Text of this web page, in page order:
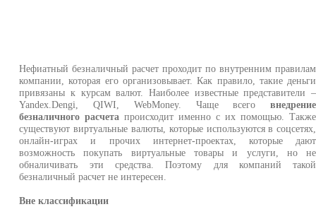
Нефиатный безналичный расчет проходит по внутренним правилам
компании, которая его организовывает. Как правило, такие деньги
привязаны к курсам валют. Наиболее известные представители –
Yandex.Dengi, QIWI, WebMoney. Чаще всеговнедрение
безналичного расчета происходит именно с их помощью. Также
существуют виртуальные валюты, которые используются в соцсетях,
онлайн-играх и прочих интернет-проектах, которые дают
возможность покупать виртуальные товары и услуги, но не
обналичивать эти средства. Поэтому для компаний такой
безналичный расчет не интересен.
Вне классификации